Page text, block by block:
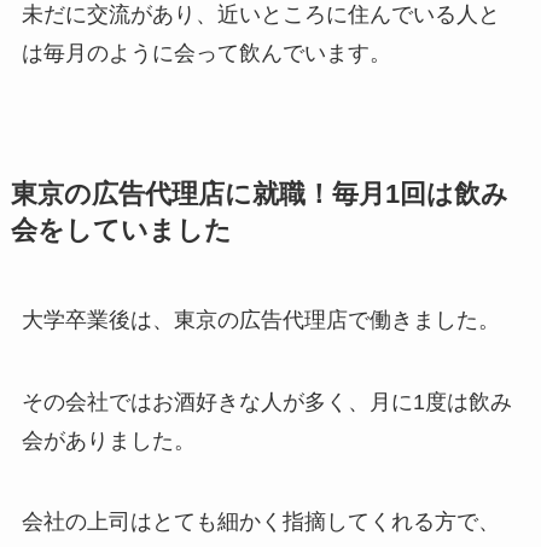
未だに交流があり、近いところに住んでいる人と
は毎月のように会って飲んでいます。
東京の広告代理店に就職！毎月1回は飲み
会をしていました
大学卒業後は、東京の広告代理店で働きました。
その会社ではお酒好きな人が多く、
月に1度は飲み
会がありました。
会社の上司はとても細かく指摘してくれる方で、